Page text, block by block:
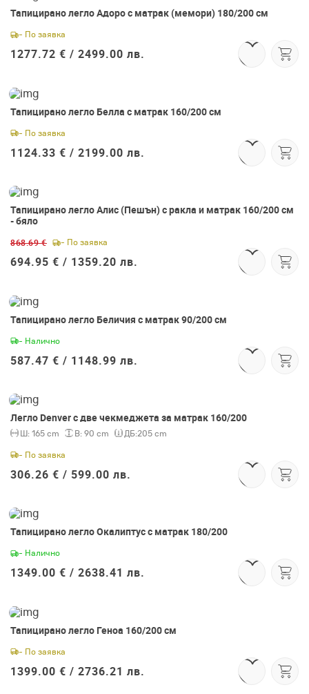
и вземи
Тапицирано легло Адоро с матрак (мемори) 180/200 см
- По заявка
1277.72 € / 2499.00 лв.
Тапицирано легло Белла с матрак 160/200 см
- По заявка
1124.33 € / 2199.00 лв.
-20%
Тапицирано легло Алис (Пешън) с ракла и матрак 160/200 см
- бяло
868.69 € - По заявка
694.95 € / 1359.20 лв.
Тапицирано легло Беличия с матрак 90/200 см
- Налично
587.47 € / 1148.99 лв.
Легло Denver с две чекмеджета за матрак 160/200
Ш: 165 cm В: 90 cm ДБ:205 cm
- По заявка
306.26 € / 599.00 лв.
Тапицирано легло Окалиптус с матрак 180/200
- Налично
1349.00 € / 2638.41 лв.
Тапицирано легло Геноа 160/200 см
- По заявка
1399.00 € / 2736.21 лв.